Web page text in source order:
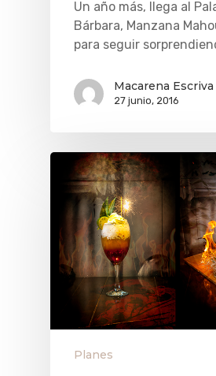
Un año más, llega al
Bárbara, Manzana
para seguir
Macarena Escriva
27 junio, 2016
Planes